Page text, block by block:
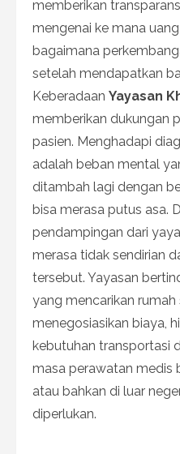
memberikan
mengenai ke mana
bagaimana
setelah mendapatkan
Keberadaan Yayasan
memberikan dukungan
pasien. Menghadapi
adalah beban mental
ditambah lagi dengan
bisa merasa putus asa.
pendampingan dari
merasa tidak sendirian
tersebut. Yayasan
yang mencarikan rumah
menegosiasikan biaya,
kebutuhan transportasi
masa perawatan medis
atau bahkan di luar
diperlukan.